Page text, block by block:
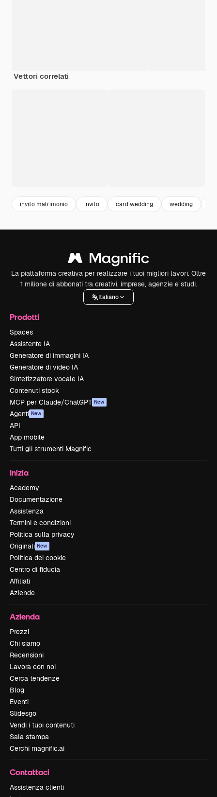
Vettori correlati
invito matrimonio invito card wedding wedding
La piattaforma creativa per realizzare i tuoi migliori lavori. Oltre
1 milione di abbonati tra creativi, imprese, agenzie e studi.
Italiano
Prodotti
Spaces
Assistente IA
Generatore di immagini IA
Generatore di video IA
Sintetizzatore vocale IA
Contenuti stock
MCP per Claude/ChatGPT New
Agenti New
API
App mobile
Tutti gli strumenti Magnific
Inizia
Academy
Documentazione
Assistenza
Termini e condizioni
Politica sulla privacy
Originali New
Politica dei cookie
Centro di fiducia
Affiliati
Aziende
Azienda
Prezzi
Chi siamo
Recensioni
Lavora con noi
Cerca tendenze
Blog
Eventi
Slidesgo
Vendi i tuoi contenuti
Sala stampa
Cerchi magnific.ai
Contattaci
Assistenza clienti